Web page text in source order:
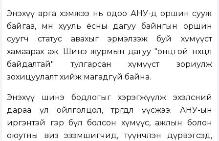
Энэхүү арга хэмжээ нь одоо АНУ-д оршин сууж
байгаа, мөн хууль ёсны дагуу байнгын оршин
суугч статус авахыг эрмэлзэж буй хүмүүст
хамаарах аж. Шинэ журмын дагуу "онцгой нөхцөл
байдалтай" тулгарсан хүмүүст зориулж
зохицуулалт хийж магадгүй байна.
Энэхүү шинэ бодлогыг хэрэгжүүлж эхэлсний
дараа үл ойлголцол, төөрөгдөл үүсжээ. АНУ-ын
иргэнтэй гэр бүл болсон хүмүүс, ажлын болон
оюутны виз эзэмшигчид, түүнчлэн дүрвэгсэд,